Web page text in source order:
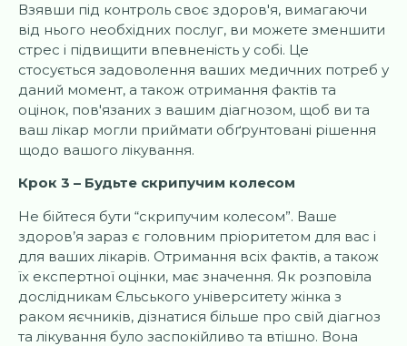
Взявши під контроль своє здоров'я, вимагаючи
від нього необхідних послуг, ви можете зменшити
стрес і підвищити впевненість у собі. Це
стосується задоволення ваших медичних потреб у
даний момент, а також отримання фактів та
оцінок, пов'язаних з вашим діагнозом, щоб ви та
ваш лікар могли приймати обґрунтовані рішення
щодо вашого лікування.
Крок 3 – Будьте скрипучим колесом
Не бійтеся бути “скрипучим колесом”. Ваше
здоров’я зараз є головним пріоритетом для вас і
для ваших лікарів. Отримання всіх фактів, а також
їх експертної оцінки, має значення. Як розповіла
дослідникам Єльського університету жінка з
раком яєчників, дізнатися більше про свій діагноз
та лікування було заспокійливо та втішно. Вона